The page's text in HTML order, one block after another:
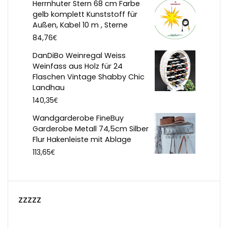
Herrnhuter Stern 68 cm Farbe
gelb komplett Kunststoff für
Außen, Kabel 10 m , Sterne
84,76€
DanDiBo Weinregal Weiss
Weinfass aus Holz für 24
Flaschen Vintage Shabby Chic
Landhau
140,35€
Wandgarderobe FineBuy
Garderobe Metall 74,5cm Silber
Flur Hakenleiste mit Ablage
113,65€
zzzzz